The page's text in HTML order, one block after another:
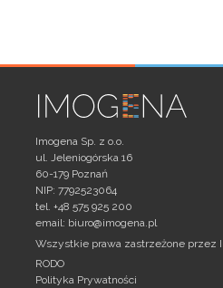
Imogena Sp. z o.o.
ul. Jeleniogórska 16
60-179 Poznań
NIP: 7792523064
tel. +48 575 925 200
email: biuro@imogena.pl
Wszystkie prawa zastrzeżone przez
RODO
Polityka Prywatności